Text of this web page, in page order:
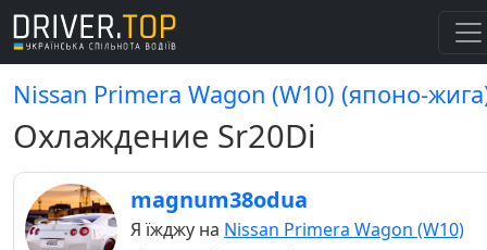
Nissan Primera Wagon (W10) (японо-
Охлаждение Sr20Di
magnum38odua
Я їжджу на Nissan Primera Wagon (W10)